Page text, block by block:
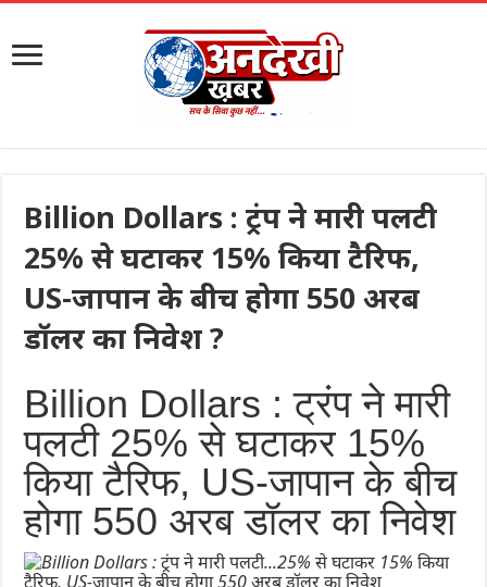
Billion Dollars : ट्रंप ने मारी पलटी
25% से घटाकर 15% किया टैरिफ,
US-जापान के बीच होगा 550 अरब
डॉलर का निवेश ?
Billion Dollars : ट्रंप ने मारी
पलटी 25% से घटाकर 15%
किया टैरिफ, US-जापान के बीच
होगा 550 अरब डॉलर का निवेश